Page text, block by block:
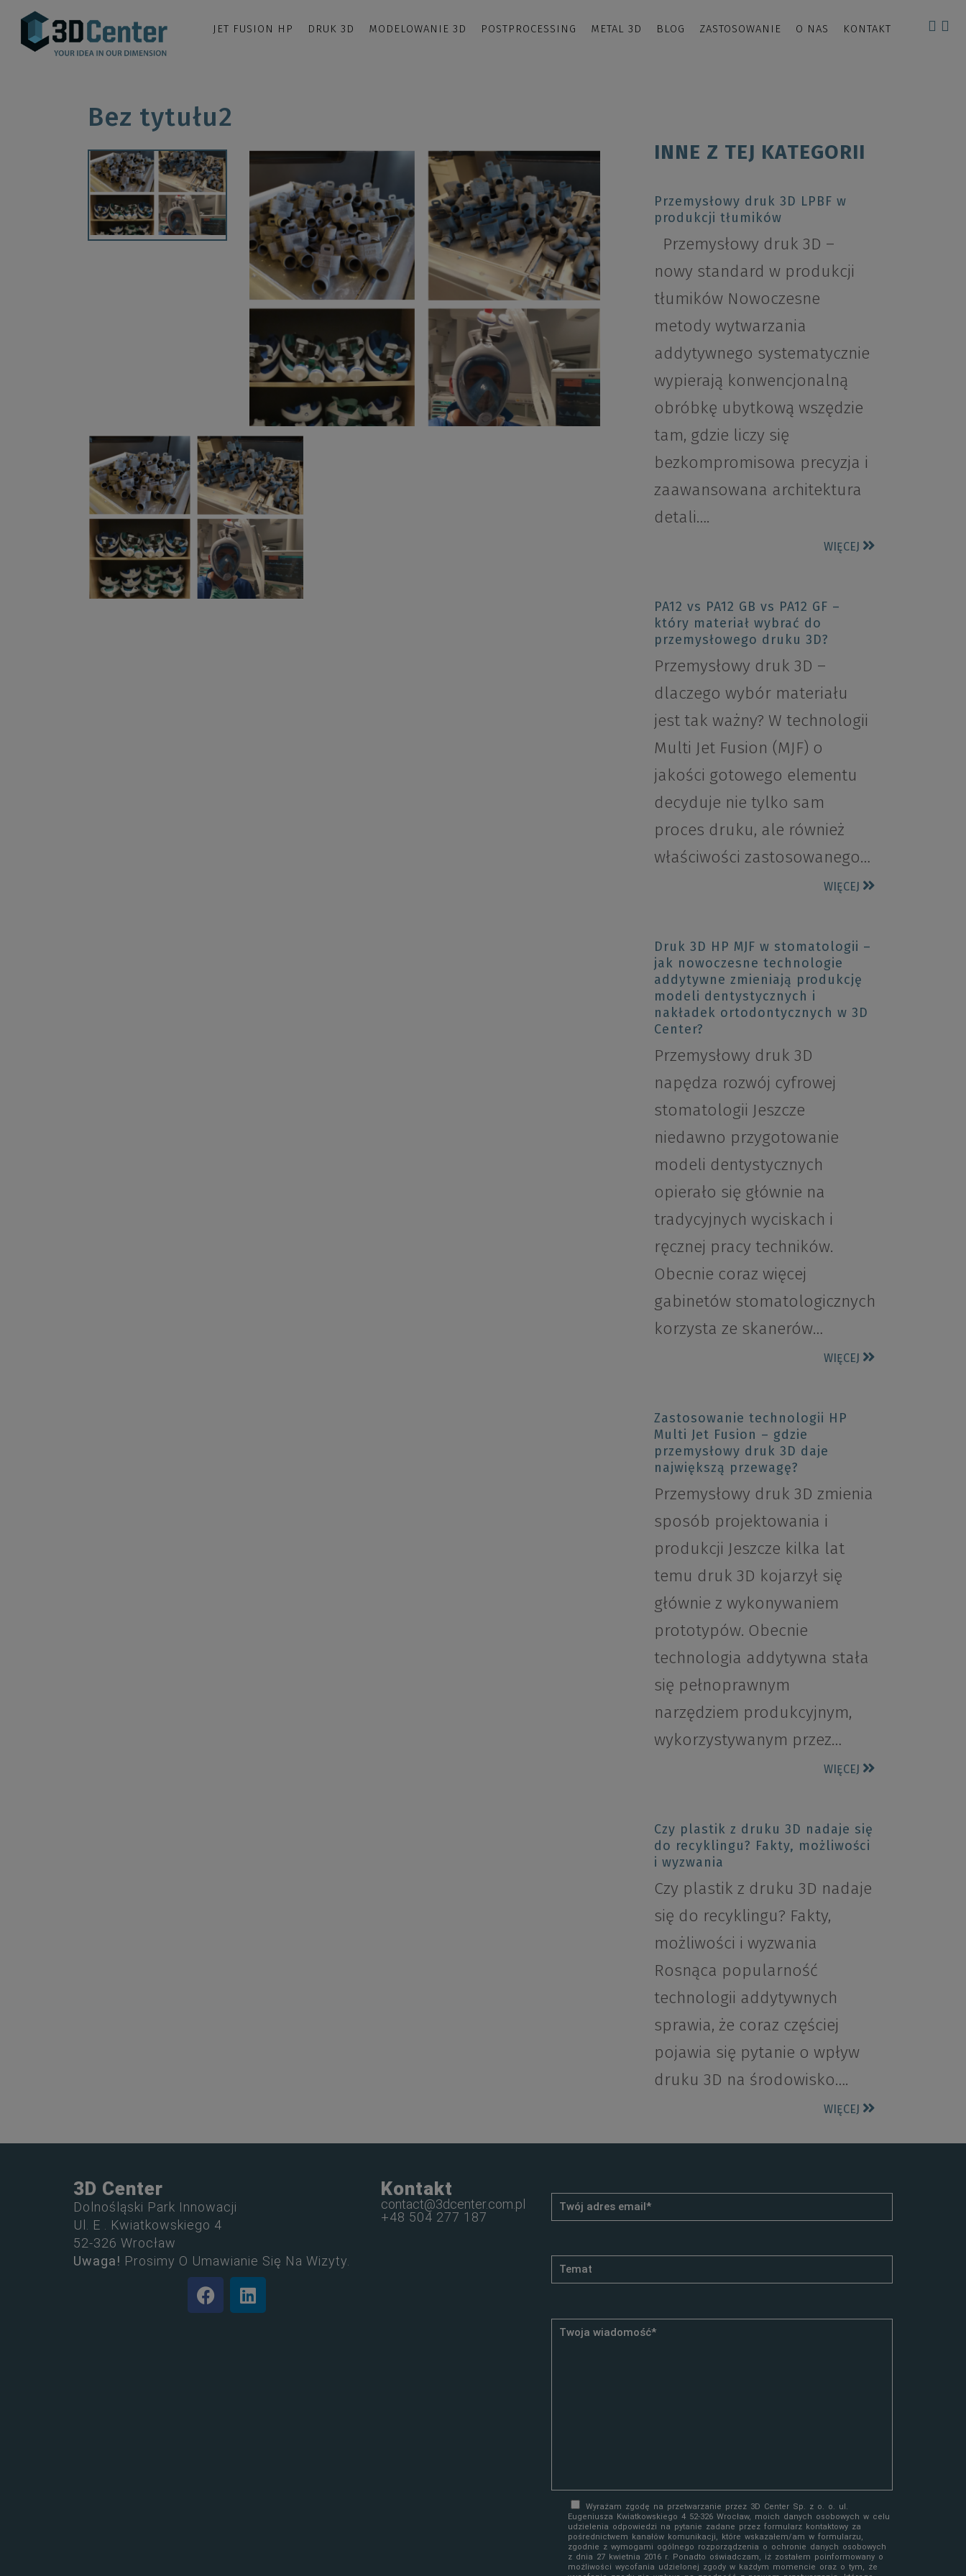
JET FUSION HP DRUK 3D MODELOWANIE 3D POSTPROCESSING METAL 3D BLOG ZASTOSOWANIE O NAS KONTAKT
Bez tytułu2
INNE Z TEJ KATEGORII
Przemysłowy druk 3D LPBF w
produkcji tłumików
Przemysłowy druk 3D –
nowy standard w produkcji
tłumików Nowoczesne
metody wytwarzania
addytywnego systematycznie
wypierają konwencjonalną
obróbkę ubytkową wszędzie
tam, gdzie liczy się
bezkompromisowa precyzja i
zaawansowana architektura
detali….
WIĘCEJ
PA12 vs PA12 GB vs PA12 GF –
który materiał wybrać do
przemysłowego druku 3D?
Przemysłowy druk 3D –
dlaczego wybór materiału
jest tak ważny? W technologii
Multi Jet Fusion (MJF) o
jakości gotowego elementu
decyduje nie tylko sam
proces druku, ale również
właściwości zastosowanego…
WIĘCEJ
Druk 3D HP MJF w stomatologii –
jak nowoczesne technologie
addytywne zmieniają produkcję
modeli dentystycznych i
nakładek ortodontycznych w 3D
Center?
Przemysłowy druk 3D
napędza rozwój cyfrowej
stomatologii Jeszcze
niedawno przygotowanie
modeli dentystycznych
opierało się głównie na
tradycyjnych wyciskach i
ręcznej pracy techników.
Obecnie coraz więcej
gabinetów stomatologicznych
korzysta ze skanerów…
WIĘCEJ
Zastosowanie technologii HP
Multi Jet Fusion – gdzie
przemysłowy druk 3D daje
największą przewagę?
Przemysłowy druk 3D zmienia
sposób projektowania i
produkcji Jeszcze kilka lat
temu druk 3D kojarzył się
głównie z wykonywaniem
prototypów. Obecnie
technologia addytywna stała
się pełnoprawnym
narzędziem produkcyjnym,
wykorzystywanym przez…
WIĘCEJ
Czy plastik z druku 3D nadaje się
do recyklingu? Fakty, możliwości
i wyzwania
Czy plastik z druku 3D nadaje
się do recyklingu? Fakty,
możliwości i wyzwania
Rosnąca popularność
technologii addytywnych
sprawia, że coraz częściej
pojawia się pytanie o wpływ
druku 3D na środowisko….
WIĘCEJ
3D Center
Dolnośląski Park Innowacji
Ul. E . Kwiatkowskiego 4
52-326 Wrocław
Uwaga! Prosimy O Umawianie Się Na Wizyty.
Kontakt
contact@3dcenter.com.pl
+48 504 277 187
Wyrażam zgodę na przetwarzanie przez 3D Center Sp. z o. o. ul.
Eugeniusza Kwiatkowskiego 4 52-326 Wrocław, moich danych osobowych w celu
udzielenia odpowiedzi na pytanie zadane przez formularz kontaktowy za
pośrednictwem kanałów komunikacji, które wskazałem/am w formularzu,
zgodnie z wymogami ogólnego rozporządzenia o ochronie danych osobowych
z dnia 27 kwietnia 2016 r. Ponadto oświadczam, iż zostałem poinformowany o
możliwości wycofania udzielonej zgody w każdym momencie oraz o tym, że